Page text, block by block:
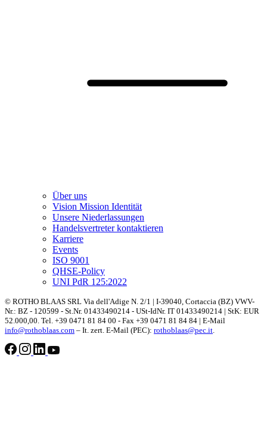
Über uns
Vision Mission Identität
Unsere Niederlassungen
Handelsvertreter kontaktieren
Karriere
Events
ISO 9001
QHSE-Policy
UNI PdR 125:2022
© ROTHO BLAAS SRL Via dell'Adige N. 2/1 | I-39040, Cortaccia (BZ) VWV-
Nr.: BZ - 120599 - St.Nr. 01433490214 - USt-IdNr. IT 01433490214 | StK: EUR
52.000,00. Tel. +39 0471 81 84 00 - Fax +39 0471 81 84 84 | E-Mail
info@rothoblaas.com – It. zert. E-Mail (PEC): rothoblaas@pec.it